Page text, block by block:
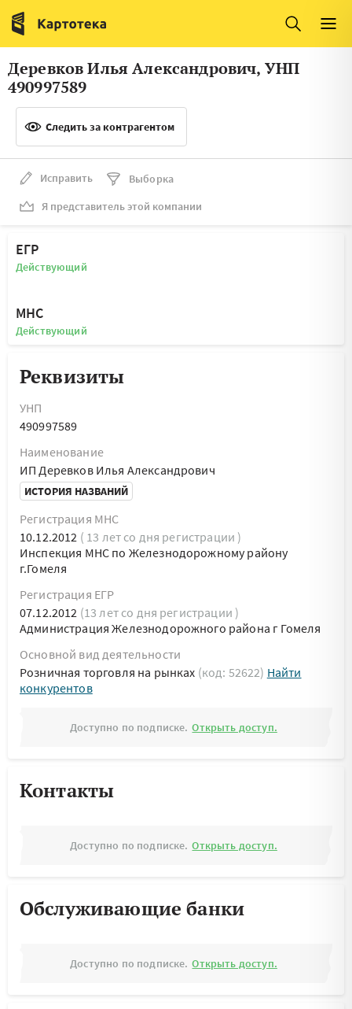
Италия
Люксембург
Литва
Латвия
Словения
Франция
Швеция
Мальта
Деревков Илья Александрович, УНП
490997589
Следить за контрагентом
Исправить
Выборка
Я представитель этой компании
ЕГР
Действующий
МНС
Действующий
Реквизиты
УНП
490997589
Наименование
ИП Деревков Илья Александрович
ИСТОРИЯ НАЗВАНИЙ
Регистрация МНС
10.12.2012 ( 13 лет со дня регистрации )
Инспекция МНС по Железнодорожному району
г.Гомеля
Регистрация ЕГР
07.12.2012 (13 лет со дня регистрации )
Администрация Железнодорожного района г Гомеля
Основной вид деятельности
Розничная торговля на рынках (код: 52622) Найти
конкурентов
Доступно по подписке. Открыть доступ.
Контакты
Доступно по подписке. Открыть доступ.
Обслуживающие банки
Доступно по подписке. Открыть доступ.